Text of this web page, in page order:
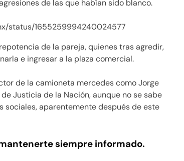
de las que habían sido blanco.
status/1655259994240024577
de la pareja, quienes tras agredir,
e ingresar a la plaza comercial.
de la camioneta mercedes como Jorge
Justicia de la Nación, aunque no se sabe
sociales, aparentemente después de este
siempre informado.